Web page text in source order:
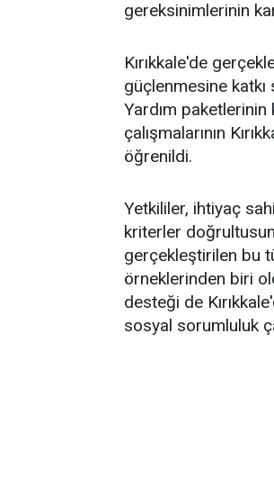
gereksinimlerinin
Kırıkkale'de
güçlenmesine katkı
Yardım paketlerinin
çalışmalarının
öğrenildi.
Yetkililer, ihtiyaç
kriterler
gerçekleştirilen bu
örneklerinden biri
desteği de
sosyal sorumluluk